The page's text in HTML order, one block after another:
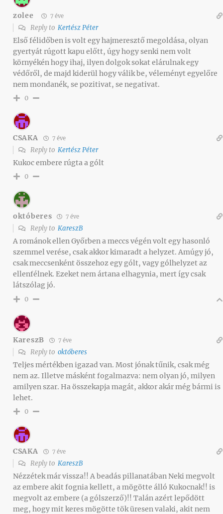
zolee 7 éve
Reply to Kertész Péter
Első félidőben is volt egy hajmeresztő megoldása, olyan
gyertyát rúgott kapu előtt, úgy hogy senki nem volt
környékén hogy ihaj, ilyen dolgok sokat elárulnak egy
védőről, de majd kiderül hogy válik be, véleményt egyelőre
nem mondanék, se pozitivat, se negativat.
0
CSAKA 7 éve
Reply to Kertész Péter
Kukoc embere rúgta a gólt
0
októberes 7 éve
Reply to KareszB
A románok ellen Győrben a meccs végén volt egy hasonló
szemmel verése, csak akkor kimaradt a helyzet. Amúgy jó,
csak meccsenként összehoz egy gólt, vagy gólhelyzet az
ellenfélnek. Ezeket nem ártana elhagynia, mert így csak
látszólag jó.
0
KareszB 7 éve
Reply to októberes
Teljes mértékben igazad van. Most jónak tűnik, csak még
nem az. Illetve másként fogalmazva: nem olyan jó, milyen
amilyen szar. Ha összekapja magát, akkor akár még bármi is
lehet.
0
CSAKA 7 éve
Reply to KareszB
Nézzétek már vissza!! A beadás pillanatában Neki megvolt
az embere akit fognia kellett, a mögötte álló Kukocnak!! is
megvolt az embere (a gólszerző)!! Talán azért lepődött
meg, hogy mit keres mögötte tök üresen valaki, akit nem